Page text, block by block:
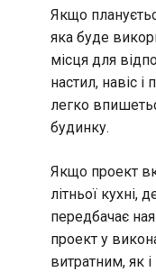
Якщо
яка буде
місця для
настил, навіс і
легко
будинку.
Якщо проект
літньої кухні,
передбачає
проект у
витратним, як